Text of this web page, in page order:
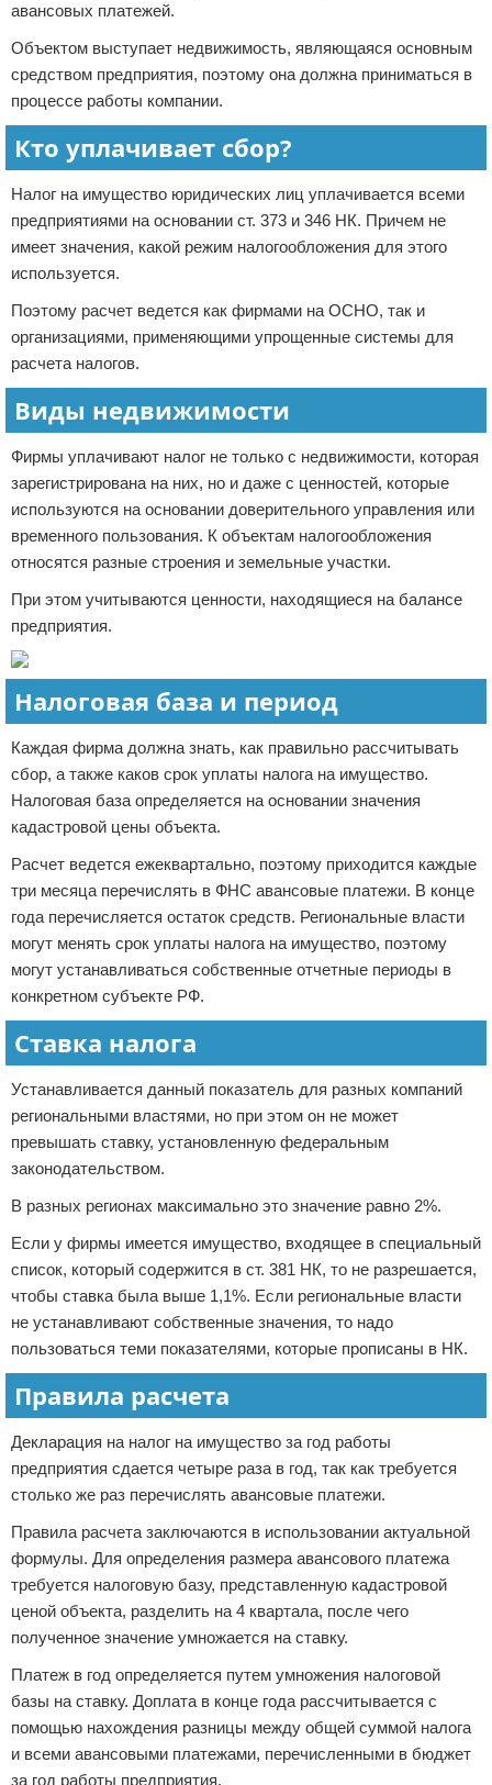
авансовых платежей.
Объектом выступает недвижимость, являющаяся основным
средством предприятия, поэтому она должна приниматься в
процессе работы компании.
Кто уплачивает сбор?
Налог на имущество юридических лиц уплачивается всеми
предприятиями на основании ст. 373 и 346 НК. Причем не
имеет значения, какой режим налогообложения для этого
используется.
Поэтому расчет ведется как фирмами на ОСНО, так и
организациями, применяющими упрощенные системы для
расчета налогов.
Виды недвижимости
Фирмы уплачивают налог не только с недвижимости, которая
зарегистрирована на них, но и даже с ценностей, которые
используются на основании доверительного управления или
временного пользования. К объектам налогообложения
относятся разные строения и земельные участки.
При этом учитываются ценности, находящиеся на балансе
предприятия.
Налоговая база и период
Каждая фирма должна знать, как правильно рассчитывать
сбор, а также каков срок уплаты налога на имущество.
Налоговая база определяется на основании значения
кадастровой цены объекта.
Расчет ведется ежеквартально, поэтому приходится каждые
три месяца перечислять в ФНС авансовые платежи. В конце
года перечисляется остаток средств. Региональные власти
могут менять срок уплаты налога на имущество, поэтому
могут устанавливаться собственные отчетные периоды в
конкретном субъекте РФ.
Ставка налога
Устанавливается данный показатель для разных компаний
региональными властями, но при этом он не может
превышать ставку, установленную федеральным
законодательством.
В разных регионах максимально это значение равно 2%.
Если у фирмы имеется имущество, входящее в специальный
список, который содержится в ст. 381 НК, то не разрешается,
чтобы ставка была выше 1,1%. Если региональные власти
не устанавливают собственные значения, то надо
пользоваться теми показателями, которые прописаны в НК.
Правила расчета
Декларация на налог на имущество за год работы
предприятия сдается четыре раза в год, так как требуется
столько же раз перечислять авансовые платежи.
Правила расчета заключаются в использовании актуальной
формулы. Для определения размера авансового платежа
требуется налоговую базу, представленную кадастровой
ценой объекта, разделить на 4 квартала, после чего
полученное значение умножается на ставку.
Платеж в год определяется путем умножения налоговой
базы на ставку. Доплата в конце года рассчитывается с
помощью нахождения разницы между общей суммой налога
и всеми авансовыми платежами, перечисленными в бюджет
за год работы предприятия.